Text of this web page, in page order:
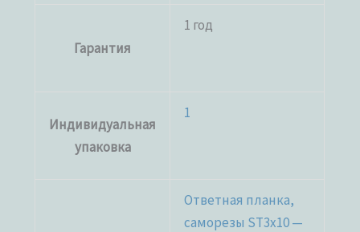
Гарантия
1 год
Индивидуальная
упаковка
1
Ответная планка,
саморезы ST3x10 —